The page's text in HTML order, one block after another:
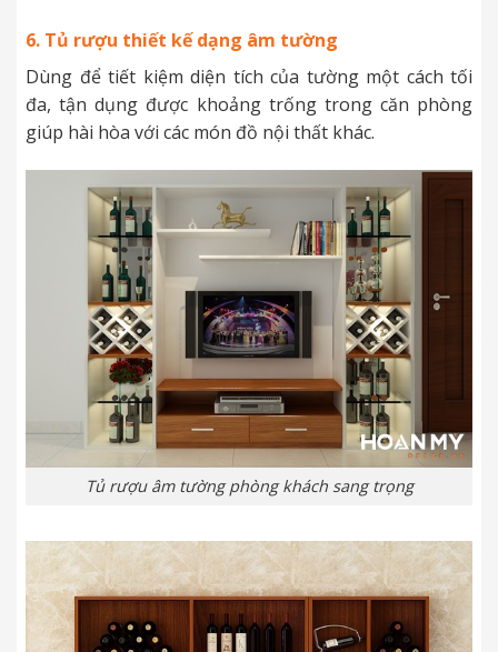
6. Tủ rượu thiết kế dạng âm tường
Dùng để tiết kiệm diện tích của tường một cách tối
đa, tận dụng được khoảng trống trong căn phòng
giúp hài hòa với các món đồ nội thất khác.
Tủ rượu âm tường phòng khách sang trọng